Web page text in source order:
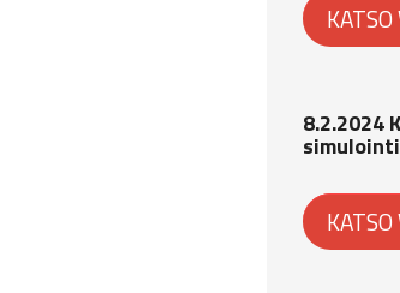
8.2.2024